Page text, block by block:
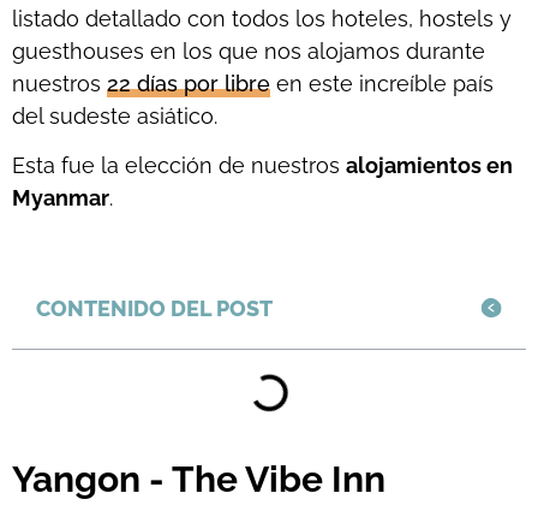
listado detallado con todos los hoteles, hostels y
guesthouses en los que nos alojamos durante
nuestros 22 días por libre en este increíble país
del sudeste asiático.
Esta fue la elección de nuestros alojamientos en
Myanmar.
CONTENIDO DEL POST
Yangon - The Vibe Inn